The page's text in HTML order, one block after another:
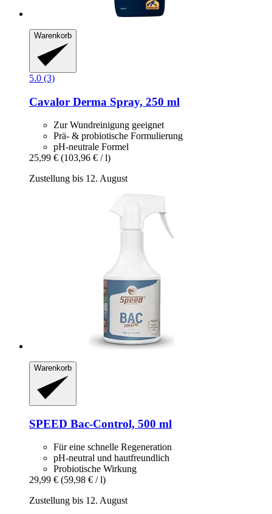
Warenkorb
5.0 (3)
Cavalor Derma Spray, 250 ml
Zur Wundreinigung geeignet
Prä- & probiotische Formulierung
pH-neutrale Formel
25,99 € (103,96 € / l)
Zustellung bis 12. August
Warenkorb
SPEED Bac-​Control, 500 ml
Für eine schnelle Regeneration
pH-neutral und hautfreundlich
Probiotische Wirkung
29,99 € (59,98 € / l)
Zustellung bis 12. August